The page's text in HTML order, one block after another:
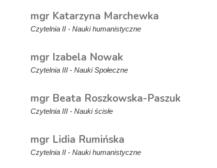
mgr Katarzyna Marchewka
Czytelnia II - Nauki humanistyczne
mgr Izabela Nowak
Czytelnia III - Nauki Społeczne
mgr Beata Roszkowska-Paszuk
Czytelnia III - Nauki ścisłe
mgr Lidia Rumińska
Czytelnia II - Nauki humanistyczne